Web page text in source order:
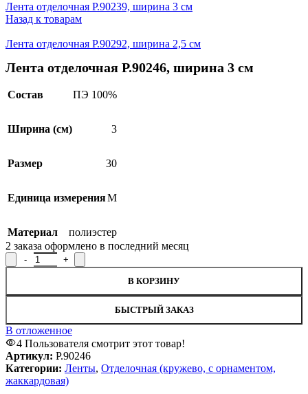
Лента отделочная Р.90239, ширина 3 см
Назад к товарам
Лента отделочная Р.90292, ширина 2,5 см
Лента отделочная Р.90246, ширина 3 см
Состав ПЭ 100%
Ширина (см) 3
Размер 30
Единица измеренияМ
Материал
полиэстер
2 заказа оформлено в последний месяц
Количество товара Лента отделочная Р.90246, ширина 3 см
В КОРЗИНУ
БЫСТРЫЙ ЗАКАЗ
В отложенное
4 Пользователя смотрит этот товар!
Артикул: Р.90246
Категории: Ленты, Отделочная (кружево, с орнаментом,
жаккардовая)